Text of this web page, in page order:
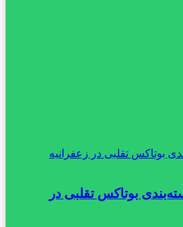
بوتاکس تقلبی در زعفرانیه
بوتاکس تقلبی در